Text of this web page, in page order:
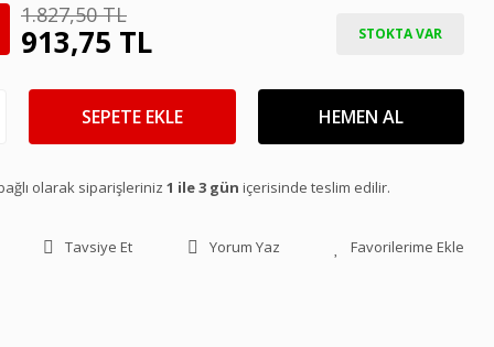
1.827,50 TL
913,75 TL STOKTA VAR
SEPETE EKLE HEMEN AL
olarak siparişleriniz 1 ile 3 gün içerisinde teslim edilir.
Tavsiye Et Yorum Yaz